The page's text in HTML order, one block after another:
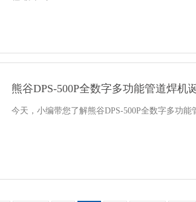
熊谷DPS-500P全数字多功能管道焊机
今天，小编带您了解熊谷DPS-500P全数字多功能